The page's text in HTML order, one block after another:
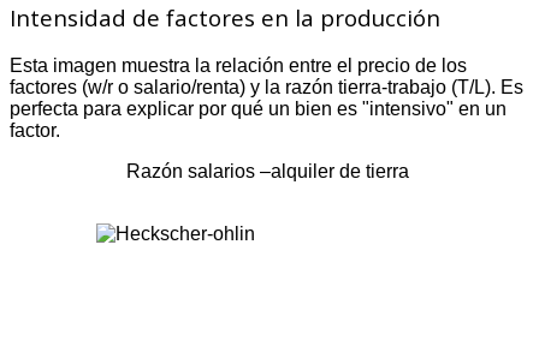
Intensidad de factores en la producción
Esta imagen muestra la relación entre el precio de los
factores (w/r o salario/renta) y la razón tierra-trabajo (T/L). Es
perfecta para explicar por qué un bien es "intensivo" en un
factor.
Razón salarios –alquiler de tierra